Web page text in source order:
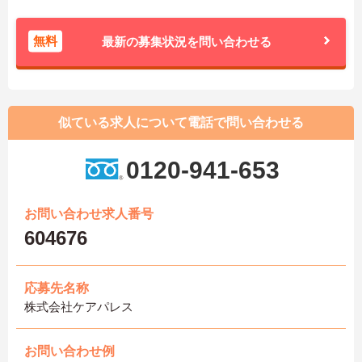
無料 最新の募集状況を問い合わせる
似ている求人について電話で問い合わせる
0120-941-653
お問い合わせ求人番号
604676
応募先名称
株式会社ケアパレス
お問い合わせ例